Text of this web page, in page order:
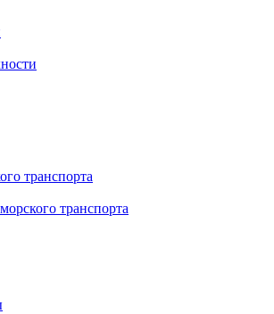
транспорта
транспорта